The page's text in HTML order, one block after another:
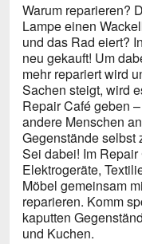
Warum reparieren?
Lampe einen
und das Rad eiert?
neu gekauft! Um
mehr repariert wird
Sachen steigt, wird
Repair Café geben
andere Menschen
Gegenstände selbst
Sei dabei! Im
Elektrogeräte,
Möbel gemeinsam
reparieren. Komm
kaputten
und Kuchen.